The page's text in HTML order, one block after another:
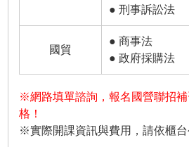
● 刑事訴訟法
國貿
● 商事法
● 政府採購法
※網路填單諮詢，報名國營聯招
格！
※實際開課資訊與費用，請依櫃台